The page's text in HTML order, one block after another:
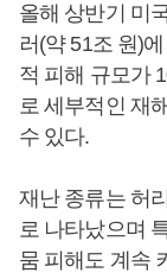
올해 상반기 미
러(약 51조 원)
적 피해 규모가
로 세부적인 재
수 있다.
재난 종류는 허
로 나타났으며
뭄 피해도 계속